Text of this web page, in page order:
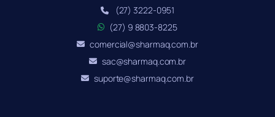
(27) 3222-0951
(27) 9 8803-8225
comercial@sharmaq.com.br
sac@sharmaq.com.br
suporte@sharmaq.com.br